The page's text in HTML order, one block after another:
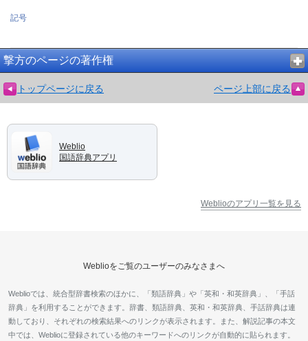
記号
撃方のページの著作権
トップページに戻る ページ上部に戻る
Weblio
国語辞典アプリ
Weblioのアプリ一覧を見る
Weblioをご覧のユーザーのみなさまへ
Weblioでは、統合型辞書検索のほかに、「類語辞典」や「英和・和英辞典」、「手話
辞典」を利用することができます。辞書、類語辞典、英和・和英辞典、手話辞典は連
動しており、それぞれの検索結果へのリンクが表示されます。また、解説記事の本文
中では、Weblioに登録されている他のキーワードへのリンクが自動的に貼られます。